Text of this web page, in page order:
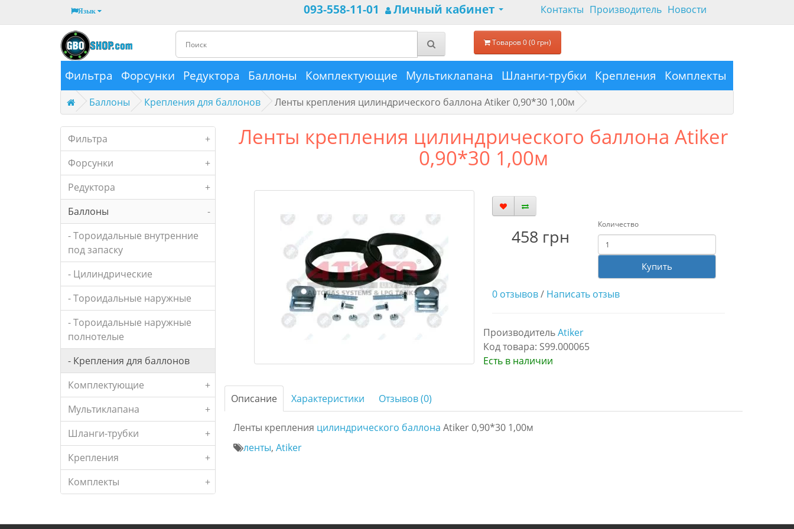
Контакты Производитель Новости
Язык 093-558-11-01 Личный кабинет
Товаров 0 (0 грн)
Фильтра Форсунки Редуктора Баллоны Комплектующие Мультиклапана Шланги-трубки Крепления Комплекты
Баллоны Крепления для баллонов Ленты крепления цилиндрического баллона Atiker 0,90*30 1,00м
Фильтра
+
Форсунки
+
Редуктора
+
Баллоны
-
- Тороидальные внутренние
под запаску
- Цилиндрические
- Тороидальные наружные
- Тороидальные наружные
полнотелые
- Крепления для баллонов
Комплектующие
+
Мультиклапана
+
Шланги-трубки
+
Крепления
+
Комплекты
+
Ленты крепления цилиндрического баллона Atiker
0,90*30 1,00м
458 грн
Количество
Купить
0 отзывов/ Написать отзыв
ПроизводительAtiker
Код товара: S99.000065
Есть в наличии
Описание Характеристики Отзывов (0)
Ленты крепления цилиндрического баллона Atiker 0,90*30 1,00м
ленты, Atiker